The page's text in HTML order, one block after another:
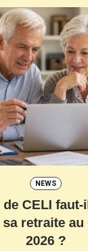
NEWS
de CELI
retraite au
2026 ?